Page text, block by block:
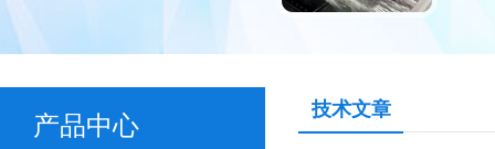
产品中心
技术文章